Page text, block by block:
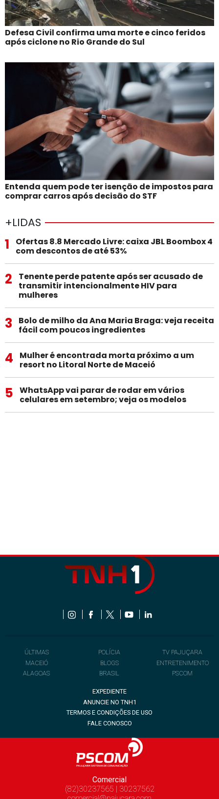
Defesa Civil confirma uma morte e cinco feridos
após ciclone no Rio Grande do Sul
Entenda quem pode ter isenção de impostos para
comprar carros após decisão do STF
+LIDAS
1
Ofertas 8.8 Mercado Livre: caixa JBL Boombox 4
com descontos de até 53%
2
Tenente perde patente após ser acusado de
transmitir intencionalmente HIV para
mulheres
3
Bolo de milho da Ana Maria Braga: veja receita
fácil com poucos ingredientes
4
Mulher é encontrada morta próximo a um
resort no Litoral Norte de Maceió
5
WhatsApp vai parar de rodar em vários
celulares em setembro; veja os modelos
ÚLTIMAS
MACEIÓ
ALAGOAS
POLÍCIA
BLOGS
BRASIL
TV PAJUÇARA
ENTRETENIMENTO
PSCOM
EXPEDIENTE
ANUNCIE NO TNH1
TERMOS E CONDIÇÕES DE USO
FALE CONOSCO
Comercial
(82)30237565 | 30237562